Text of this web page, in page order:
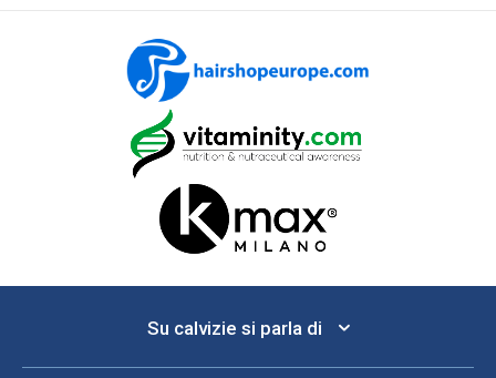
Su calvizie si parla di